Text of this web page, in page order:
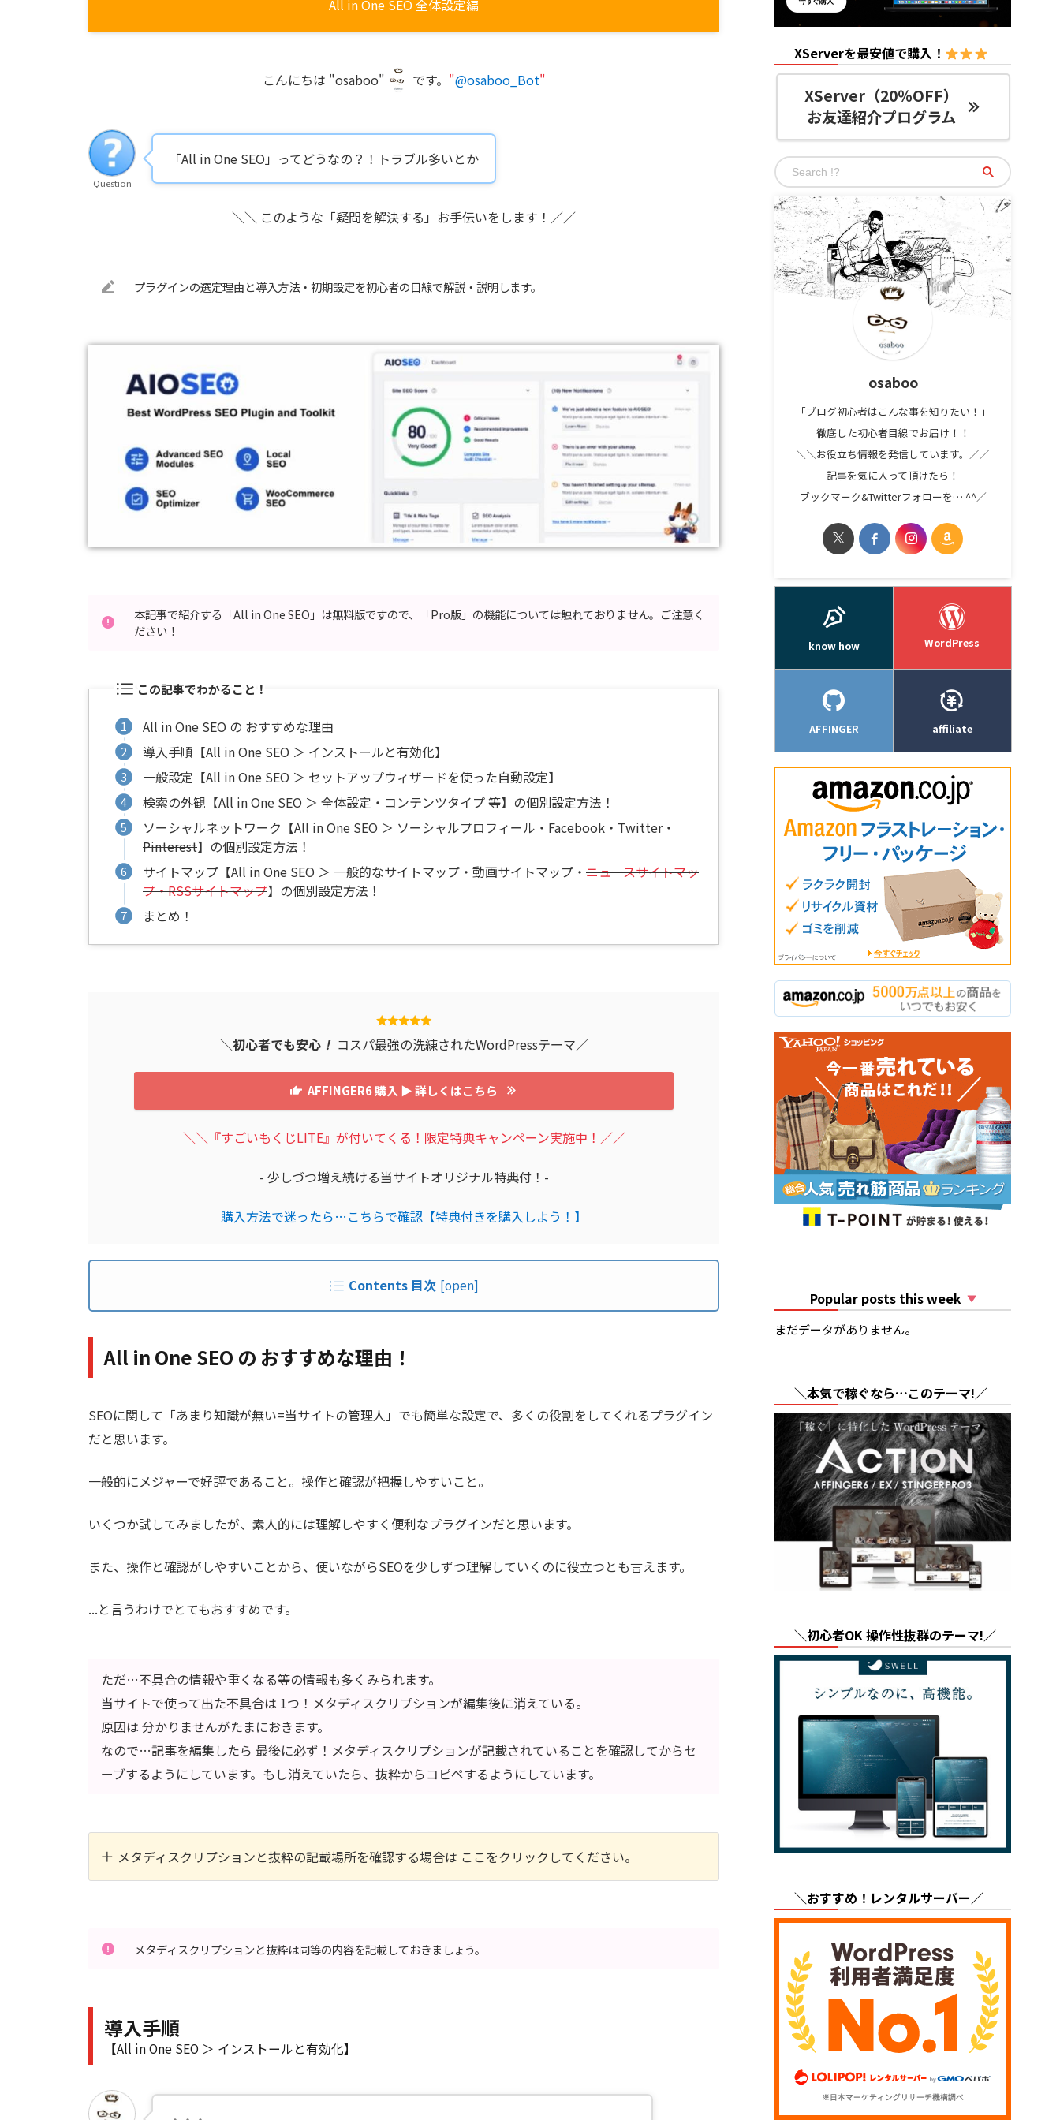
All in One SEO 全体設定編
こんにちは "osaboo" です。 "@osaboo_Bot"
Question
「All in One SEO」ってどうなの？！トラブル多いとか聞くけど…
＼＼ このような「疑問を解決する」お手伝いをします！／／
プラグインの選定理由と導入方法・初期設定を初心者の目線で解説・説明します。
本記事で紹介する「All in One SEO」は無料版ですので、「Pro版」の機能については触れておりません。ご注意く
ださい！
この記事でわかること！
All in One SEO の おすすめな理由
導入手順【All in One SEO ＞ インストールと有効化】
一般設定【All in One SEO ＞ セットアップウィザードを使った自動設定】
検索の外観【All in One SEO ＞ 全体設定・コンテンツタイプ 等】の個別設定方法！
ソーシャルネットワーク【All in One SEO ＞ ソーシャルプロフィール・Facebook・Twitter・
Pinterest】の個別設定方法！
サイトマップ【All in One SEO ＞ 一般的なサイトマップ・動画サイトマップ・ ニュースサイトマッ
プ・RSSサイトマップ】の個別設定方法！
まとめ！
＼初心者でも安心！ コスパ最強の洗練されたWordPressテーマ／
AFFINGER6 購入 ▶︎ 詳しくはこちら
＼＼『すごいもくじLITE』が付いてくる！限定特典キャンペーン実施中！／／
- 少しづつ増え続ける当サイトオリジナル特典付！-
購入方法で迷ったら…こちらで確認【特典付きを購入しよう！】
Contents 目次 [open]
All in One SEO の おすすめな理由！
SEOに関して「あまり知識が無い=当サイトの管理人」でも簡単な設定で、多くの役割をしてくれるプラグイン
だと思います。
一般的にメジャーで好評であること。操作と確認が把握しやすいこと。
いくつか試してみましたが、素人的には理解しやすく便利なプラグインだと思います。
また、操作と確認がしやすいことから、使いながらSEOを少しずつ理解していくのに役立つとも言えます。
...と言うわけでとてもおすすめです。
ただ…不具合の情報や重くなる等の情報も多くみられます。
当サイトで使って出た不具合は 1つ！メタディスクリプションが編集後に消えている。
原因は 分かりませんがたまにおきます。
なので…記事を編集したら 最後に必ず！メタディスクリプションが記載されていることを確認してからセ
ーブするようにしています。もし消えていたら、抜粋からコピペするようにしています。
メタディスクリプションと抜粋の記載場所を確認する場合は ここをクリックしてください。
メタディスクリプションと抜粋は同等の内容を記載しておきましょう。
導入手順
【All in One SEO ＞ インストールと有効化】
XServerを最安値で購入！
XServer（20％OFF）
お友達紹介プログラム
osaboo
「ブログ初心者はこんな事を知りたい！」
徹底した初心者目線でお届け！！
＼＼お役立ち情報を発信しています。／／
記事を気に入って頂けたら！
ブックマーク&Twitterフォローを… ^^／
know how WordPress
AFFINGER affiliate
Popular posts this week
まだデータがありません。
＼本気で稼ぐなら…このテーマ!／
＼初心者OK 操作性抜群のテーマ!／
＼おすすめ！レンタルサーバー／